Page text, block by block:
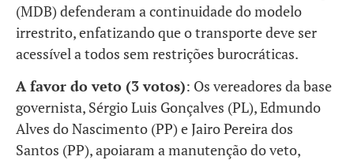
(MDB) defenderam a continuidade do modelo
irrestrito, enfatizando que o transporte deve ser
acessível a todos sem restrições burocráticas.
A favor do veto (3 votos): Os vereadores da base
governista, Sérgio Luis Gonçalves (PL), Edmundo
Alves do Nascimento (PP) e Jairo Pereira dos
Santos (PP), apoiaram a manutenção do veto,